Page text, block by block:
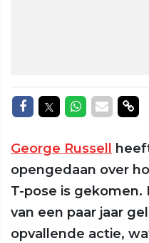
Delen op Facebook
Delen op
Delen op
Delen
George Russell
opengedaan over
T-pose is gekomen.
van een paar jaar
opvallende actie,